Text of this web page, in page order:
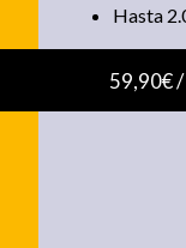
Hasta
59,90€ /